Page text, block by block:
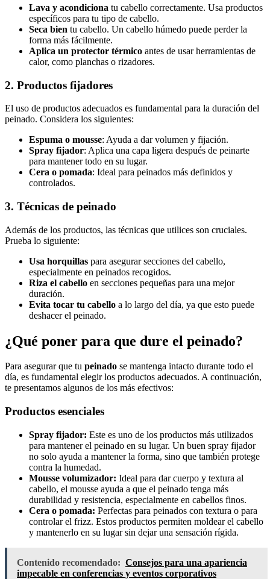
Lava y acondiciona tu cabello correctamente. Usa productos
específicos para tu tipo de cabello.
Seca bien tu cabello. Un cabello húmedo puede perder la
forma más fácilmente.
Aplica un protector térmico antes de usar herramientas de
calor, como planchas o rizadores.
2. Productos fijadores
El uso de productos adecuados es fundamental para la duración del
peinado. Considera los siguientes:
Espuma o mousse: Ayuda a dar volumen y fijación.
Spray fijador: Aplica una capa ligera después de peinarte
para mantener todo en su lugar.
Cera o pomada: Ideal para peinados más definidos y
controlados.
3. Técnicas de peinado
Además de los productos, las técnicas que utilices son cruciales.
Prueba lo siguiente:
Usa horquillas para asegurar secciones del cabello,
especialmente en peinados recogidos.
Riza el cabello en secciones pequeñas para una mejor
duración.
Evita tocar tu cabello a lo largo del día, ya que esto puede
deshacer el peinado.
¿Qué poner para que dure el peinado?
Para asegurar que tu peinado se mantenga intacto durante todo el
día, es fundamental elegir los productos adecuados. A continuación,
te presentamos algunos de los más efectivos:
Productos esenciales
Spray fijador: Este es uno de los productos más utilizados
para mantener el peinado en su lugar. Un buen spray fijador
no solo ayuda a mantener la forma, sino que también protege
contra la humedad.
Mousse volumizador: Ideal para dar cuerpo y textura al
cabello, el mousse ayuda a que el peinado tenga más
durabilidad y resistencia, especialmente en cabellos finos.
Cera o pomada: Perfectas para peinados con textura o para
controlar el frizz. Estos productos permiten moldear el cabello
y mantenerlo en su lugar sin dejar una sensación rígida.
Contenido recomendado: Consejos para una apariencia
impecable en conferencias y eventos corporativos